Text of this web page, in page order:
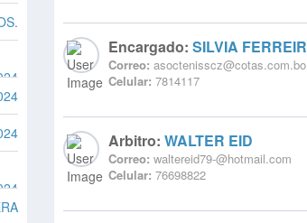
Encargado:SILVIA
Correo:asoctenisscz@cotas.com.bo
Celular:7814117
Arbitro:WALTER EID
Correo:waltereid79-@hotmail.com
Celular:76698822